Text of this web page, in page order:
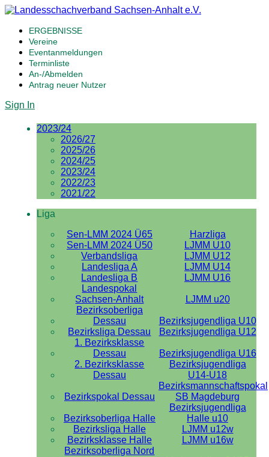
ERGEBNISSE
Vereine
Eventanmeldungen
Terminliste
An-/Abmelden
Antrag neuer Nutzer
Sign In
2023/24
2026/27
2025/26
2024/25
2023/24
2022/23
2021/22
Liga
Sen-LMM 2024 Ü65
Harzliga
Sen-LMM 2024 Ü50
LJMM U10
Verbandsliga
LJMM U12
Landesliga A
LJMM U14
Landesliga B
LJMM U16
Landespokal
Sachsen-Anhalt
LJMM u20
Bezirksoberliga
Dessau
Bezirksjugendliga U10
Bezirksliga Dessau
Bezirksjugendliga U12
1. Bezirksklasse
Dessau
Bezirksjugendliga U16
2. Bezirksklasse
Dessau
Bezirksjugendliga
U14-U18
Bezirkspokal Dessau
Bezirksmannschaftspokal
SB Magdeburg
Bezirksoberliga Halle
Bezirksjugendliga
Halle u10
Bezirksliga Halle
LJMM u12w
Bezirksklasse Halle
LJMM u16w
Bezirksoberliga Nord